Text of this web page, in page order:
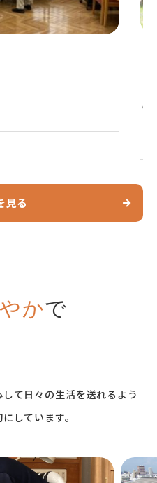
見る
かで
て日々の生活を送れるよう
しています。